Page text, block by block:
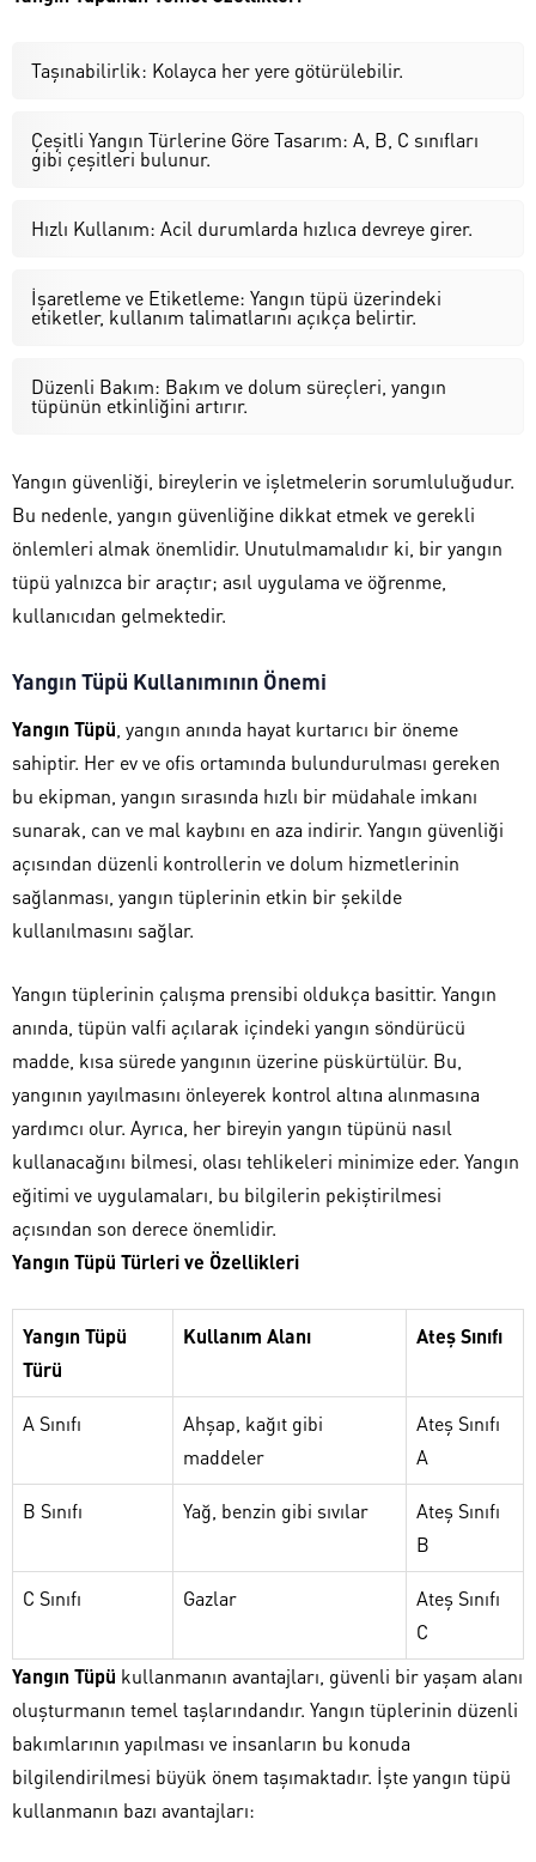
Taşınabilirlik: Kolayca her yere götürülebilir.
Çeşitli Yangın Türlerine Göre Tasarım: A, B, C sınıfları
gibi çeşitleri bulunur.
Hızlı Kullanım: Acil durumlarda hızlıca devreye girer.
İşaretleme ve Etiketleme: Yangın tüpü üzerindeki
etiketler, kullanım talimatlarını açıkça belirtir.
Düzenli Bakım: Bakım ve dolum süreçleri, yangın
tüpünün etkinliğini artırır.
Yangın güvenliği, bireylerin ve işletmelerin sorumluluğudur.
Bu nedenle, yangın güvenliğine dikkat etmek ve gerekli
önlemleri almak önemlidir. Unutulmamalıdır ki, bir yangın
tüpü yalnızca bir araçtır; asıl uygulama ve öğrenme,
kullanıcıdan gelmektedir.
Yangın Tüpü Kullanımının Önemi
Yangın Tüpü , yangın anında hayat kurtarıcı bir öneme
sahiptir. Her ev ve ofis ortamında bulundurulması gereken
bu ekipman, yangın sırasında hızlı bir müdahale imkanı
sunarak, can ve mal kaybını en aza indirir. Yangın güvenliği
açısından düzenli kontrollerin ve dolum hizmetlerinin
sağlanması, yangın tüplerinin etkin bir şekilde
kullanılmasını sağlar.
Yangın tüplerinin çalışma prensibi oldukça basittir. Yangın
anında, tüpün valfi açılarak içindeki yangın söndürücü
madde, kısa sürede yangının üzerine püskürtülür. Bu,
yangının yayılmasını önleyerek kontrol altına alınmasına
yardımcı olur. Ayrıca, her bireyin yangın tüpünü nasıl
kullanacağını bilmesi, olası tehlikeleri minimize eder. Yangın
eğitimi ve uygulamaları, bu bilgilerin pekiştirilmesi
açısından son derece önemlidir.
Yangın Tüpü Türleri ve Özellikleri
Yangın Tüpü
Türü
Kullanım Alanı Ateş Sınıfı
A Sınıfı
Ahşap, kağıt gibi
maddeler
Ateş Sınıfı
A
B Sınıfı Yağ, benzin gibi sıvılar
Ateş Sınıfı
B
C Sınıfı Gazlar
Ateş Sınıfı
C
Yangın Tüpü kullanmanın avantajları, güvenli bir yaşam alanı
oluşturmanın temel taşlarındandır. Yangın tüplerinin düzenli
bakımlarının yapılması ve insanların bu konuda
bilgilendirilmesi büyük önem taşımaktadır. İşte yangın tüpü
kullanmanın bazı avantajları: